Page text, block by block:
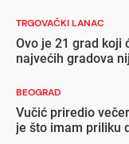
TRGOVAČKI LANAC
Ovo je 21 grad koji
najvećih gradova
BEOGRAD
Vučić priredio
je što imam priliku